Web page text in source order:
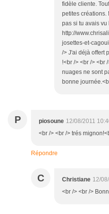
fidèle cliente.
petites créations.
pas si tu avais vu
http://
josettes-et-
/> J'ai déjà offert
!<br /> <br /> <br
nuages ne sont
bonne
P piosoune 12/08/2011
<br /> <br /> trés
Répondre
C Christiane 12/
<br /> <br />